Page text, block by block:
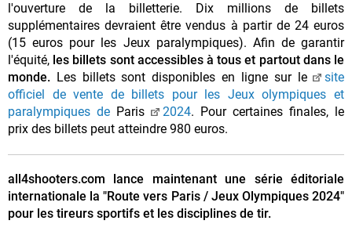
l'ouverture de la billetterie. Dix millions de billets
supplémentaires devraient être vendus à partir de 24 euros
(15 euros pour les Jeux paralympiques). Afin de garantir
l'équité, les billets sont accessibles à tous et partout dans le
monde. Les billets sont disponibles en ligne sur le
site
officiel de vente de billets pour les Jeux olympiques et
paralympiques de Paris 2024. Pour certaines finales, le
prix des billets peut atteindre 980 euros.
all4shooters.com lance maintenant une série éditoriale
internationale la "Route vers Paris / Jeux Olympiques 2024"
pour les tireurs sportifs et les disciplines de tir.